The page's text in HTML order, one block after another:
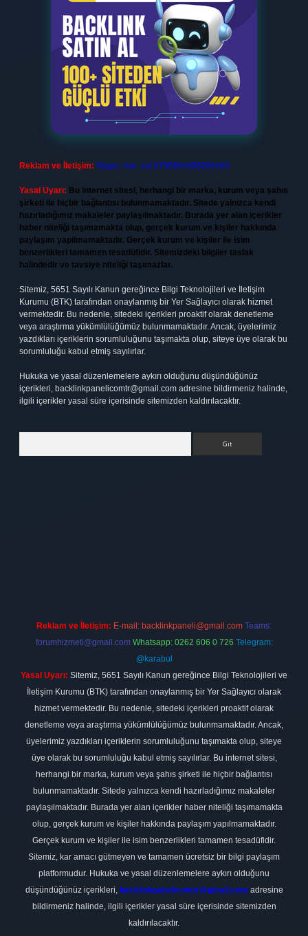
Reklam ve İletişim: Skype: live:.cid.575569c608265c69
Yasal Uyarı: Bu internet sitesi, herhangi bir marka, kurum veya şahıs
şirketi ile hiçbir bağlantısı bulunmamaktadır. Sitede yalnızca kendi
hazırladığımız makaleler paylaşılmaktadır. Burada yer alan içerikler
haber niteliği taşımamakta olup, gerçek kurum ve kişiler hakkında
paylaşım yapılmamaktadır. Gerçek kurum ve kişiler ile isim
benzerlikleri tamamen tesadüfidir. Sitemizdeki bilgiler taslak
halindedir ve tavsiye niteliği taşımazlar.
Sitemiz, 5651 Sayılı Kanun gereğince Bilgi Teknolojileri ve İletişim
Kurumu (BTK) tarafından onaylanmış bir Yer Sağlayıcı olarak hizmet
vermektedir. Bu nedenle, sitedeki içerikleri proaktif olarak denetleme
veya araştırma yükümlülüğümüz bulunmamaktadır. Ancak, üyelerimiz
yazdıkları içeriklerin sorumluluğunu taşımakta olup, siteye üye olarak bu
sorumluluğu kabul etmiş sayılırlar.
Hukuka ve yasal düzenlemelere aykırı olduğunu düşündüğünüz
içerikleri, backlinkpanelicomtr@gmail.com adresine bildirmeniz halinde,
ilgili içerikler yasal süre içerisinde sitemizden kaldırılacaktır.
Reklam ve İletişim: E-mail: backlinkpaneli@gmail.com Teams:
forumhizmeti@gmail.com Whatsapp: 0262 606 0 726 Telegram:
@karabul
Yasal Uyarı: Sitemiz, 5651 Sayılı Kanun gereğince Bilgi Teknolojileri ve
İletişim Kurumu (BTK) tarafından onaylanmış bir Yer Sağlayıcı olarak
hizmet vermektedir. Bu nedenle, sitedeki içerikleri proaktif olarak
denetleme veya araştırma yükümlülüğümüz bulunmamaktadır. Ancak,
üyelerimiz yazdıkları içeriklerin sorumluluğunu taşımakta olup, siteye
üye olarak bu sorumluluğu kabul etmiş sayılırlar. Bu internet sitesi,
herhangi bir marka, kurum veya şahıs şirketi ile hiçbir bağlantısı
bulunmamaktadır. Sitede yalnızca kendi hazırladığımız makaleler
paylaşılmaktadır. Burada yer alan içerikler haber niteliği taşımamakta
olup, gerçek kurum ve kişiler hakkında paylaşım yapılmamaktadır.
Gerçek kurum ve kişiler ile isim benzerlikleri tamamen tesadüfidir.
Sitemiz, kar amacı gütmeyen ve tamamen ücretsiz bir bilgi paylaşım
platformudur. Hukuka ve yasal düzenlemelere aykırı olduğunu
düşündüğünüz içerikleri, backlinkpanelicomtr@gmail.com adresine
bildirmeniz halinde, ilgili içerikler yasal süre içerisinde sitemizden
kaldırılacaktır.